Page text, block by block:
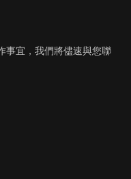
事宜，我們將儘速與您聯